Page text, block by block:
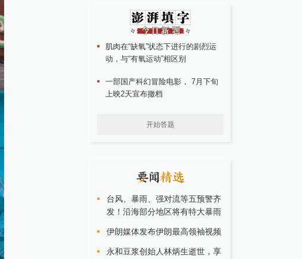
肌肉在“缺氧”状态下进行的剧烈运
动，与“有氧运动”相区别
一部国产科幻冒险电影， 7月下旬
上映2天宣布撤档
开始答题
台风、暴雨、强对流等五预警齐
发！沿海部分地区将有特大暴雨
伊朗媒体发布伊朗最高领袖视频
永和豆浆创始人林炳生逝世，享